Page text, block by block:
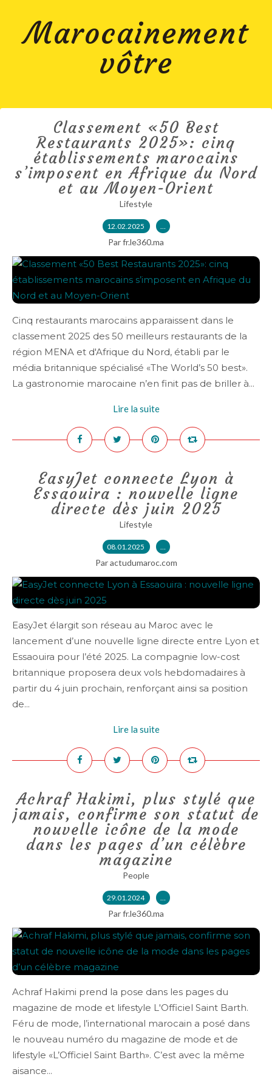
Marocainement
vôtre
Classement «50 Best
Restaurants 2025»: cinq
établissements marocains
s’imposent en Afrique du Nord
et au Moyen-Orient
Lifestyle
12.02.2025 …
Par fr.le360.ma
Cinq restaurants marocains apparaissent dans le
classement 2025 des 50 meilleurs restaurants de la
région MENA et d'Afrique du Nord, établi par le
média britannique spécialisé «The World’s 50 best».
La gastronomie marocaine n’en finit pas de briller à...
Lire la suite
EasyJet connecte Lyon à
Essaouira : nouvelle ligne
directe dès juin 2025
Lifestyle
08.01.2025 …
Par actudumaroc.com
EasyJet élargit son réseau au Maroc avec le
lancement d’une nouvelle ligne directe entre Lyon et
Essaouira pour l’été 2025. La compagnie low-cost
britannique proposera deux vols hebdomadaires à
partir du 4 juin prochain, renforçant ainsi sa position
de...
Lire la suite
Achraf Hakimi, plus stylé que
jamais, confirme son statut de
nouvelle icône de la mode
dans les pages d’un célèbre
magazine
People
29.01.2024 …
Par fr.le360.ma
Achraf Hakimi prend la pose dans les pages du
magazine de mode et lifestyle L'Officiel Saint Barth.
Féru de mode, l’international marocain a posé dans
le nouveau numéro du magazine de mode et de
lifestyle «L’Officiel Saint Barth». C’est avec la même
aisance...